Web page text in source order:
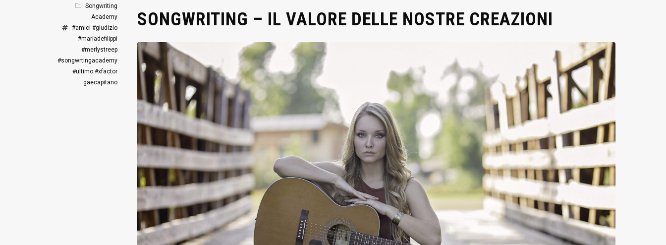
SONGWRITING – IL VALORE DELLE NOSTRE CREAZIONI
Songwriting
Academy
#amici #giudizio
#mariadefilippi
#merlystreep
#songwrtingacademy
#ultimo #xfactor
gaecapitano